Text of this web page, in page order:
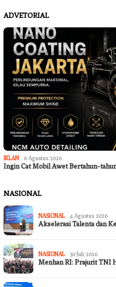
ADVETORIAL
IKLAN 6 Agustus 2026
Ingin Cat Mobil Awet Bertahun-
NASIONAL
NASIONAL 4 Agustus 2026
Akselerasi Talenta dan
NASIONAL 30 Juli 2026
Menhan RI: Prajurit TNI